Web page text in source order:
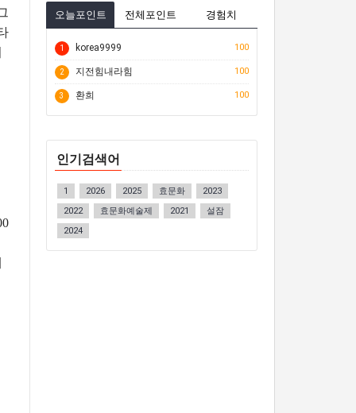
오늘포인트 전체포인트 경험치
1 korea9999 100
2 지전힘내라힘 100
3 환희 100
인기검색어
1 2026 2025 효문화
2023
2022
효문화예술제 2021
설잠
2024